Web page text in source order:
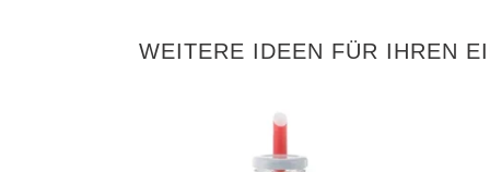
WEITERE IDEEN FÜR IHREN